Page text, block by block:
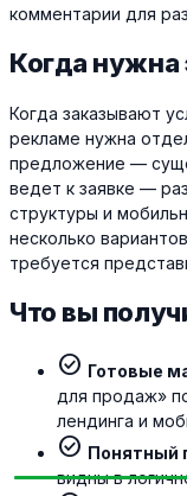
комментарии для
Когда нужна
Когда заказывают
рекламе нужна
предложение —
ведет к заявке —
структуры и
несколько
требуется
Что вы
check_circle Готовые
для продаж»
лендинга и
check_circle Понятный
видны в